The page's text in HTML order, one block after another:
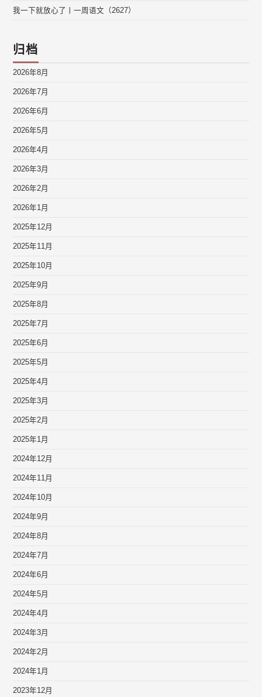
我一下就放心了丨一周语文（2627）
归档
2026年8月
2026年7月
2026年6月
2026年5月
2026年4月
2026年3月
2026年2月
2026年1月
2025年12月
2025年11月
2025年10月
2025年9月
2025年8月
2025年7月
2025年6月
2025年5月
2025年4月
2025年3月
2025年2月
2025年1月
2024年12月
2024年11月
2024年10月
2024年9月
2024年8月
2024年7月
2024年6月
2024年5月
2024年4月
2024年3月
2024年2月
2024年1月
2023年12月